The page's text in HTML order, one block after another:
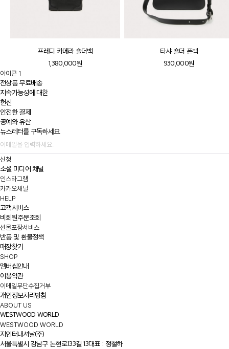
프레디 카메라 숄더백
1,380,000원
타샤 숄더 폰백
930,000원
아이콘 1
전상품 무료배송
지속가능성에 대한
헌신
안전한 결제
공예와 유산
뉴스레터를 구독하세요.
신청
소셜 미디어 채널
인스타그램
카카오채널
HELP
고객서비스
비회원주문조회
선물포장서비스
반품 및 환불정책
매장찾기
SHOP
멤버십안내
이용약관
이메일무단수집거부
개인정보처리방침
ABOUT US
WESTWOOD WORLD
WESTWOOD WORLD
지인터내셔날(주)
서울특별시 강남구 논현로133길 13대표 : 정철하